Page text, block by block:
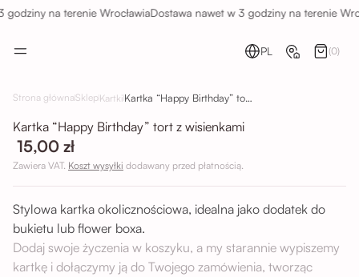
na terenie WrocławiaDostawa nawet w 3 godziny na terenie
PL (0)
Strona główna Sklep Kartki Kartka “Happy Birthday” tort z wisienkami
Kartka “Happy Birthday” tort z wisienkami
15,00 zł
Zawiera VAT. Koszt wysyłki dodawany przed płatnością.
Stylowa kartka okolicznościowa, idealna jako dodatek do
bukietu lub flower boxa.
Dodaj swoje życzenia w koszyku, a my starannie wypiszemy
kartkę i dołączymy ją do Twojego zamówienia, tworząc